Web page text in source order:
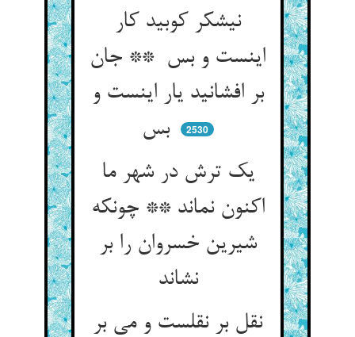
نیشکر کوبید کار
اینست و بس ** جان
بر افشانید یار اینست و
بس
2530
یک ترش در شهر ما
اکنون نماند ** چونکه
شیرین خسروان را بر
نشاند
نقل بر نقلست و می بر